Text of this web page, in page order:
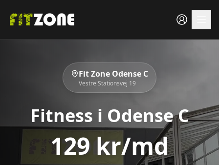
Fit Zone Odense C
Vestre Stationsvej 19
Fitness i Odense C
129 kr/md